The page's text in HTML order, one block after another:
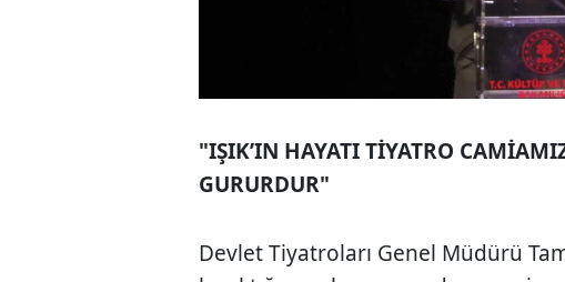
"IŞIK’IN HAYATI TİYATRO
GURURDUR"
Devlet Tiyatroları Genel Müdürü